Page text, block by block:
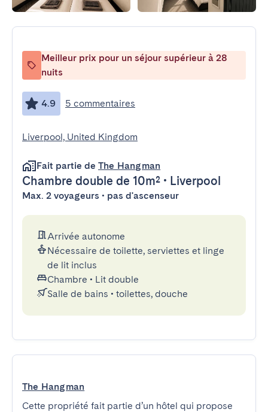
Meilleur prix pour un séjour supérieur à 28
nuits
4.9 5 commentaires
Liverpool, United Kingdom
Fait partie de The Hangman
Chambre double de 10m² • Liverpool
Max. 2 voyageurs • pas d'ascenseur
Arrivée autonome
Nécessaire de toilette, serviettes et linge
de lit inclus
Chambre • Lit double
Salle de bains • toilettes, douche
The Hangman
Cette propriété fait partie d’un hôtel qui propose